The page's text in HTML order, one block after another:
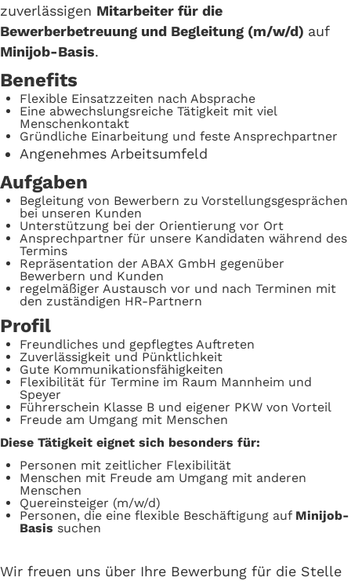
zuverlässigen Mitarbeiter für die
Bewerberbetreuung und Begleitung (m/w/d) auf
Minijob-Basis.
Benefits
Flexible Einsatzzeiten nach Absprache
Eine abwechslungsreiche Tätigkeit mit viel
Menschenkontakt
Gründliche Einarbeitung und feste Ansprechpartner
Angenehmes Arbeitsumfeld
Aufgaben
Begleitung von Bewerbern zu Vorstellungsgesprächen
bei unseren Kunden
Unterstützung bei der Orientierung vor Ort
Ansprechpartner für unsere Kandidaten während des
Termins
Repräsentation der ABAX GmbH gegenüber
Bewerbern und Kunden
regelmäßiger Austausch vor und nach Terminen mit
den zuständigen HR-Partnern
Profil
Freundliches und gepflegtes Auftreten
Zuverlässigkeit und Pünktlichkeit
Gute Kommunikationsfähigkeiten
Flexibilität für Termine im Raum Mannheim und
Speyer
Führerschein Klasse B und eigener PKW von Vorteil
Freude am Umgang mit Menschen
Diese Tätigkeit eignet sich besonders für:
Personen mit zeitlicher Flexibilität
Menschen mit Freude am Umgang mit anderen
Menschen
Quereinsteiger (m/w/d)
Personen, die eine flexible Beschäftigung auf Minijob-
Basis suchen
Wir freuen uns über Ihre Bewerbung für die Stelle